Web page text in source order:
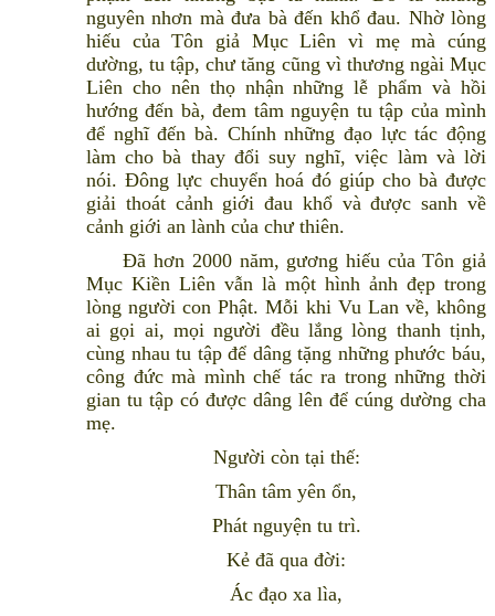
nguyên nhơn mà đưa bà đến khổ đau. Nhờ lòng
hiếu của Tôn giả Mục Liên vì mẹ mà cúng
dường, tu tập, chư tăng cũng vì thương ngài Mục
Liên cho nên thọ nhận những lễ phẩm và hồi
hướng đến bà, đem tâm nguyện tu tập của mình
để nghĩ đến bà. Chính những đạo lực tác động
làm cho bà thay đổi suy nghĩ, việc làm và lời
nói. Đông lực chuyển hoá đó giúp cho bà được
giải thoát cảnh giới đau khổ và được sanh về
cảnh giới an lành của chư thiên.
Đã hơn 2000 năm, gương hiếu của Tôn giả
Mục Kiền Liên vẫn là một hình ảnh đẹp trong
lòng người con Phật. Mỗi khi Vu Lan về, không
ai gọi ai, mọi người đều lắng lòng thanh tịnh,
cùng nhau tu tập để dâng tặng những phước báu,
công đức mà mình chế tác ra trong những thời
gian tu tập có được dâng lên để cúng dường cha
mẹ.
Người còn tại thế:
Thân tâm yên ổn,
Phát nguyện tu trì.
Kẻ đã qua đời:
Ác đạo xa lìa,